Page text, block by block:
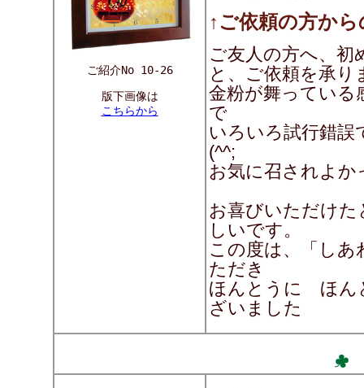
ご紹介No 10-26
版下画像は
こちらから
↑ご依頼の方か
ご友人の方へ、初
と、ご依頼を承り
金粉が舞っている
で
いろいろ試行錯誤
(^^;
お気に召されよか
お喜びいただけた
しいです。
この度は、「しあ
ただき
ほんとうに ほん
ざいました